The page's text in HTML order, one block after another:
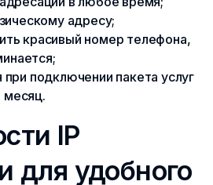
адресу;
красивый номер телефона,
подключении пакета услуг
месяц.
IP
для удобного